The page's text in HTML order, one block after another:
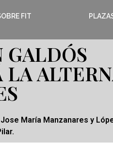
FIT
GALDÓS
LA
María Manzanares y